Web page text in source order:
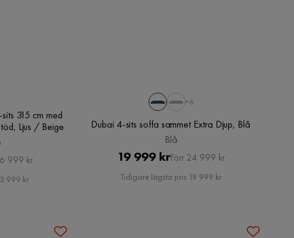
315 cm med
Ljus / Beige
999 kr
999 kr
+6
Dubai 4-sits soffa sammet Extra Djup, Blå
Blå
Pris
19 999 krOriginal
Pris
Förr 24 999 kr
Tidigare lägsta pris 19 999 kr